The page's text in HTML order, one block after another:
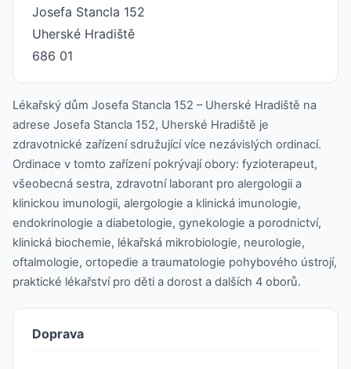
Josefa Stancla 152
Uherské Hradiště
686 01
Lékařský dům Josefa Stancla 152 – Uherské Hradiště na
adrese Josefa Stancla 152, Uherské Hradiště je
zdravotnické zařízení sdružující více nezávislých ordinací.
Ordinace v tomto zařízení pokrývají obory: fyzioterapeut,
všeobecná sestra, zdravotní laborant pro alergologii a
klinickou imunologii, alergologie a klinická imunologie,
endokrinologie a diabetologie, gynekologie a porodnictví,
klinická biochemie, lékařská mikrobiologie, neurologie,
oftalmologie, ortopedie a traumatologie pohybového ústrojí,
praktické lékařství pro děti a dorost a dalších 4 oborů.
Doprava